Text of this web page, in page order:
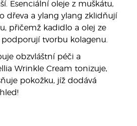
Esenciální oleje z muškátu,
dřeva a ylang ylang zklidňují
přičemž kadidlo a olej ze
tvorbu kolagenu.
obzvláštní péči a
Wrinkle Cream tonizuje,
pokožku, jíž dodává